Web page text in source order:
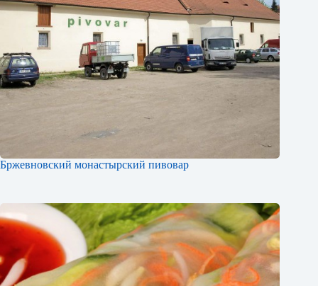
Бржевновский монастырский пивовар